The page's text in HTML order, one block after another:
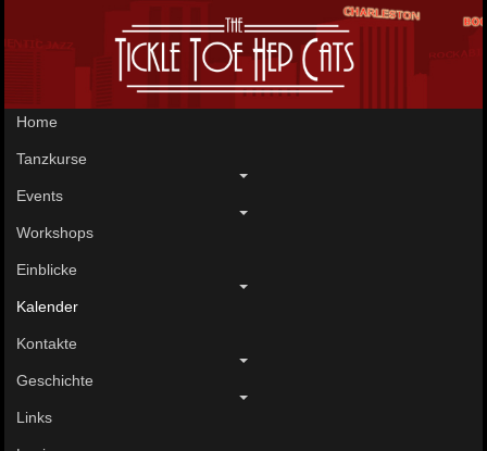
Home
Tanzkurse
Events
Workshops
Einblicke
Kalender
Kontakte
Geschichte
Links